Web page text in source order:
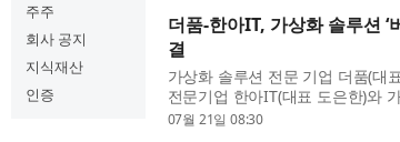
주주
회사 공지
지식재산
인증
더품-한아IT, 가상화 솔루션 ‘
결
가상화 솔루션 전문 기업 더품(대
전문기업 한아IT(대표 도은한)와
달총판 계약을 체결했다고 밝혔다
07월 21일 08:30